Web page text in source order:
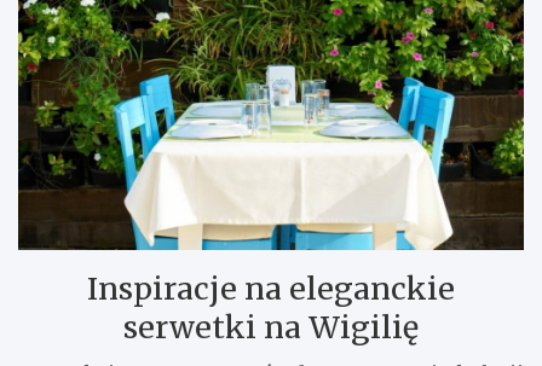
Inspiracje na eleganckie
serwetki na Wigilię